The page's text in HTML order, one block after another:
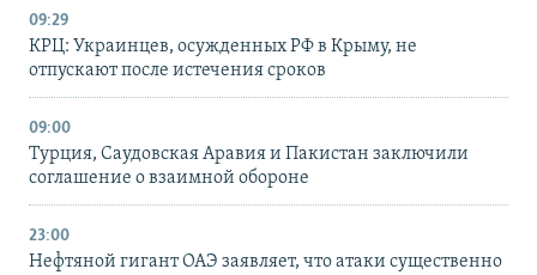
09:29
КРЦ: Украинцев, осужденных РФ в Крыму, не
отпускают после истечения сроков
09:00
Турция, Саудовская Аравия и Пакистан заключили
соглашение о взаимной обороне
23:00
Нефтяной гигант ОАЭ заявляет, что атаки существенно